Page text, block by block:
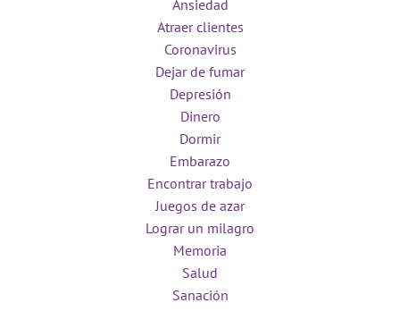
Ansiedad
Atraer clientes
Coronavirus
Dejar de fumar
Depresión
Dinero
Dormir
Embarazo
Encontrar trabajo
Juegos de azar
Lograr un milagro
Memoria
Salud
Sanación